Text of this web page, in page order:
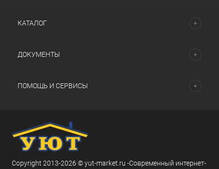
КАТАЛОГ
ДОКУМЕНТЫ
ПОМОЩЬ И СЕРВИСЫ
Copyright 2013-2026 © yut-market.ru -Современный интернет-